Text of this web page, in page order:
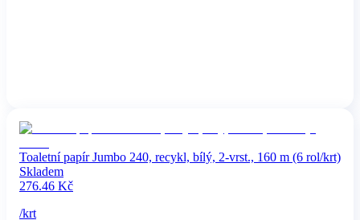
Toaletní papír Jumbo 240, recykl, bílý, 2-vrst., 160 m (6 rol/krt)
Skladem
276.46 Kč
/krt